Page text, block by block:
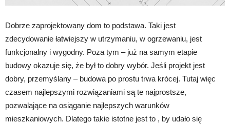
Dobrze zaprojektowany dom to podstawa. Taki jest
zdecydowanie łatwiejszy w utrzymaniu, w ogrzewaniu, jest
funkcjonalny i wygodny. Poza tym – już na samym etapie
budowy okazuje się, że był to dobry wybór. Jeśli projekt jest
dobry, przemyślany – budowa po prostu trwa krócej. Tutaj więc
czasem najlepszymi rozwiązaniami są te najprostsze,
pozwalające na osiąganie najlepszych warunków
mieszkaniowych. Dlatego takie istotne jest to , by udało się